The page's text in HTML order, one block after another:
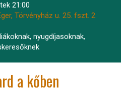
21:00
Törvényház u. 25. fszt. 2.
nyugdíjasoknak,
a kőben